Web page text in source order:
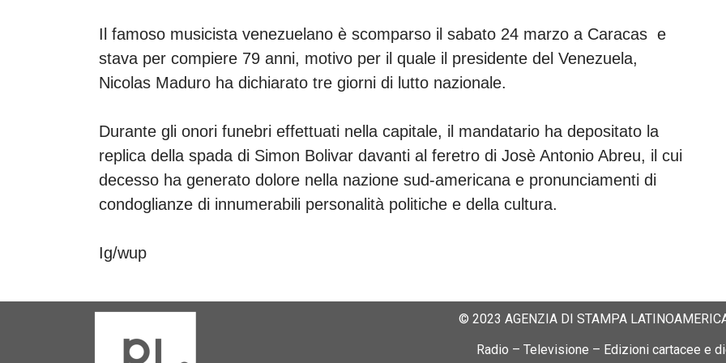
Il famoso musicista venezuelano è scomparso il sabato 24 marzo a Caracas e
stava per compiere 79 anni, motivo per il quale il presidente del Venezuela,
Nicolas Maduro ha dichiarato tre giorni di lutto nazionale.
Durante gli onori funebri effettuati nella capitale, il mandatario ha depositato la
replica della spada di Simon Bolivar davanti al feretro di Josè Antonio Abreu, il cui
decesso ha generato dolore nella nazione sud-americana e pronunciamenti di
condoglianze di innumerabili personalità politiche e della cultura.
Ig/wup
© 2023 AGENZIA DI STAMPA
Radio – Televisione – Edizioni cartacee e